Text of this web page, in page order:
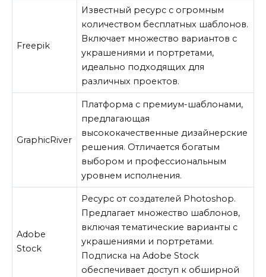
Freepik
Известный ресурс с огромным
количеством бесплатных шаблонов.
Включает множество вариантов с
украшениями и портретами,
идеально подходящих для
различных проектов.
GraphicRiver
Платформа с премиум-шаблонами,
предлагающая
высококачественные дизайнерские
решения. Отличается богатым
выбором и профессиональным
уровнем исполнения.
Adobe
Stock
Ресурс от создателей Photoshop.
Предлагает множество шаблонов,
включая тематические варианты с
украшениями и портретами.
Подписка на Adobe Stock
обеспечивает доступ к обширной